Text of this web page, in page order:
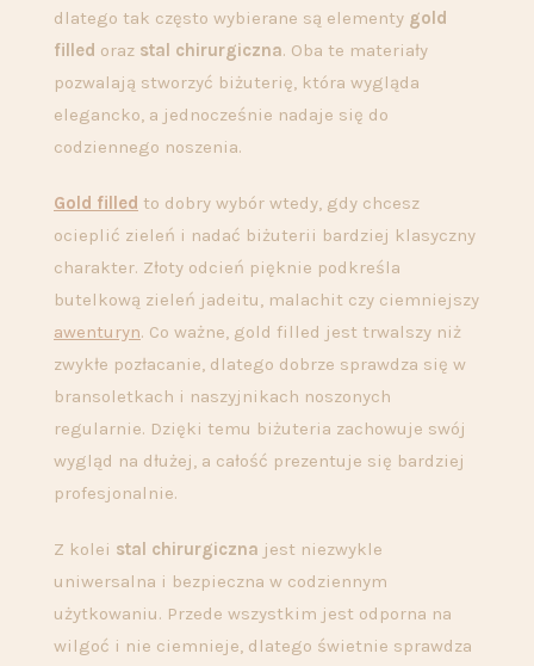
dlatego tak często wybierane są elementy gold
filled oraz stal chirurgiczna. Oba te materiały
pozwalają stworzyć biżuterię, która wygląda
elegancko, a jednocześnie nadaje się do
codziennego noszenia.
Gold filled to dobry wybór wtedy, gdy chcesz
ocieplić zieleń i nadać biżuterii bardziej klasyczny
charakter. Złoty odcień pięknie podkreśla
butelkową zieleń jadeitu, malachit czy ciemniejszy
awenturyn. Co ważne, gold filled jest trwalszy niż
zwykłe pozłacanie, dlatego dobrze sprawdza się w
bransoletkach i naszyjnikach noszonych
regularnie. Dzięki temu biżuteria zachowuje swój
wygląd na dłużej, a całość prezentuje się bardziej
profesjonalnie.
Z kolei stal chirurgiczna jest niezwykle
uniwersalna i bezpieczna w codziennym
użytkowaniu. Przede wszystkim jest odporna na
wilgoć i nie ciemnieje, dlatego świetnie sprawdza